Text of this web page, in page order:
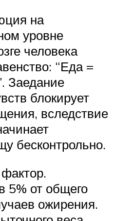
на
уровне
человека
“Еда =
Заедание
блокирует
вследствие
бесконтрольно.
5% от общего
ожирения.